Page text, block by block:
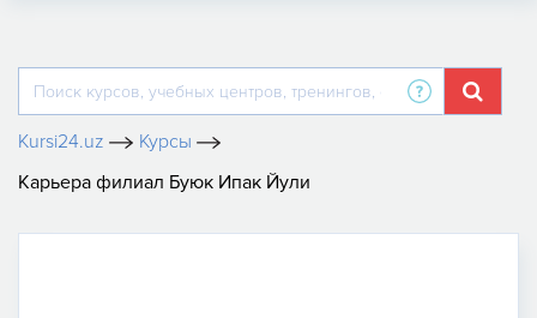
Kursi24.uz
Курсы
Карьера филиал Буюк Ипак Йули